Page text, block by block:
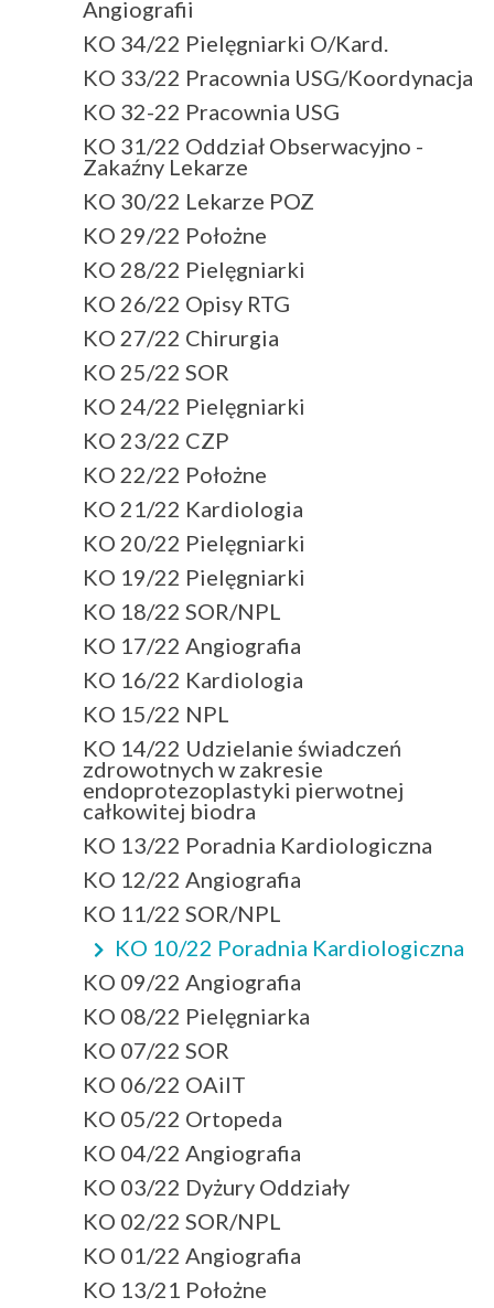
Angiografii
KO 34/22 Pielęgniarki O/Kard.
KO 33/22 Pracownia USG/Koordynacja
KO 32-22 Pracownia USG
KO 31/22 Oddział Obserwacyjno -
Zakaźny Lekarze
KO 30/22 Lekarze POZ
KO 29/22 Położne
KO 28/22 Pielęgniarki
KO 26/22 Opisy RTG
KO 27/22 Chirurgia
KO 25/22 SOR
KO 24/22 Pielęgniarki
KO 23/22 CZP
KO 22/22 Położne
KO 21/22 Kardiologia
KO 20/22 Pielęgniarki
KO 19/22 Pielęgniarki
KO 18/22 SOR/NPL
KO 17/22 Angiografia
KO 16/22 Kardiologia
KO 15/22 NPL
KO 14/22 Udzielanie świadczeń
zdrowotnych w zakresie
endoprotezoplastyki pierwotnej
całkowitej biodra
KO 13/22 Poradnia Kardiologiczna
KO 12/22 Angiografia
KO 11/22 SOR/NPL
KO 10/22 Poradnia Kardiologiczna
KO 09/22 Angiografia
KO 08/22 Pielęgniarka
KO 07/22 SOR
KO 06/22 OAiIT
KO 05/22 Ortopeda
KO 04/22 Angiografia
KO 03/22 Dyżury Oddziały
KO 02/22 SOR/NPL
KO 01/22 Angiografia
KO 13/21 Położne